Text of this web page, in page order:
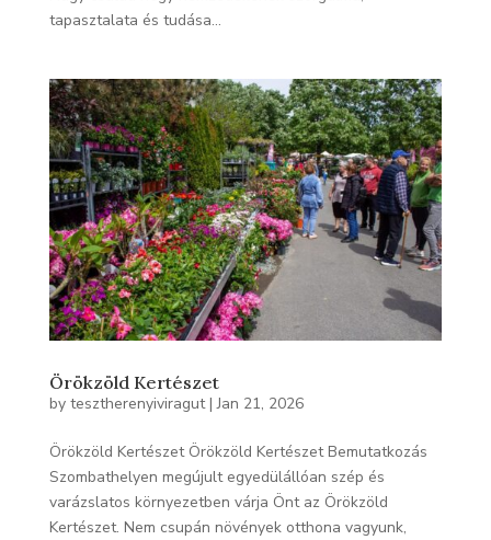
tapasztalata és tudása...
Örökzöld Kertészet
by tesztherenyiviragut|Jan 21, 2026
Örökzöld Kertészet Örökzöld Kertészet Bemutatkozás
Szombathelyen megújult egyedülállóan szép és
varázslatos környezetben várja Önt az Örökzöld
Kertészet. Nem csupán növények otthona vagyunk,